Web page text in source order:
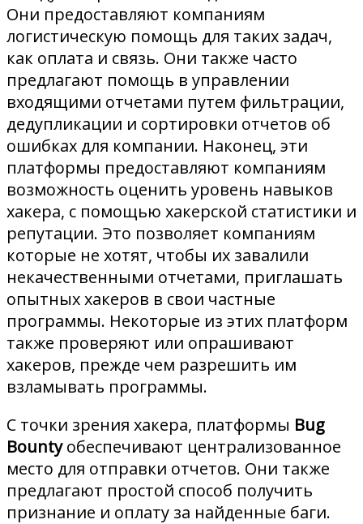
Они предоставляют компаниям
логистическую помощь для таких задач,
как оплата и связь. Они также часто
предлагают помощь в управлении
входящими отчетами путем фильтрации,
дедупликации и сортировки отчетов об
ошибках для компании. Наконец, эти
платформы предоставляют компаниям
возможность оценить уровень навыков
хакера, с помощью хакерской статистики и
репутации. Это позволяет компаниям
которые не хотят, чтобы их завалили
некачественными отчетами, приглашать
опытных хакеров в свои частные
программы. Некоторые из этих платформ
также проверяют или опрашивают
хакеров, прежде чем разрешить им
взламывать программы.
С точки зрения хакера, платформы Bug
Bountyобеспечивают централизованное
место для отправки отчетов. Они также
предлагают простой способ получить
признание и оплату за найденные баги.